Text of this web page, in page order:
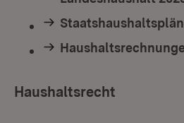
Haushaltsrecht